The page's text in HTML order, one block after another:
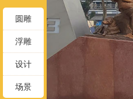
圆雕
浮雕
设计
场景